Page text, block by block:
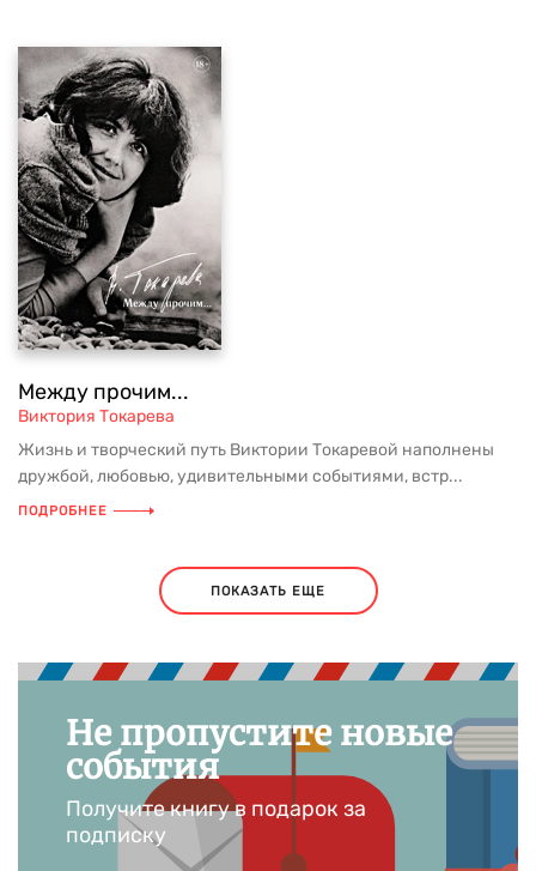
Между прочим...
Виктория Токарева
Жизнь и творческий путь Виктории Токаревой наполнены
дружбой, любовью, удивительными событиями, встр...
ПОДРОБНЕЕ
ПОКАЗАТЬ ЕЩЕ
Не пропустите новые
события
Получите книгу в подарок за
подписку